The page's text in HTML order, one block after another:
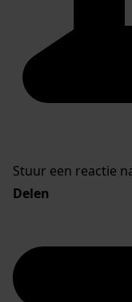
Stuur een reactie
Delen